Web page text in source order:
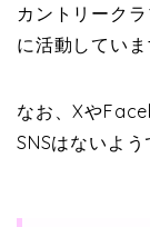
カントリーク
に活動していま
なお、Xや
SNSはないよう